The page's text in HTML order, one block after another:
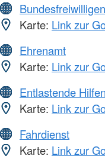
Karte: Link zur
Ehrenamt
Karte: Link zur
Entlastende
Karte: Link zur
Fahrdienst
Karte: Link zur